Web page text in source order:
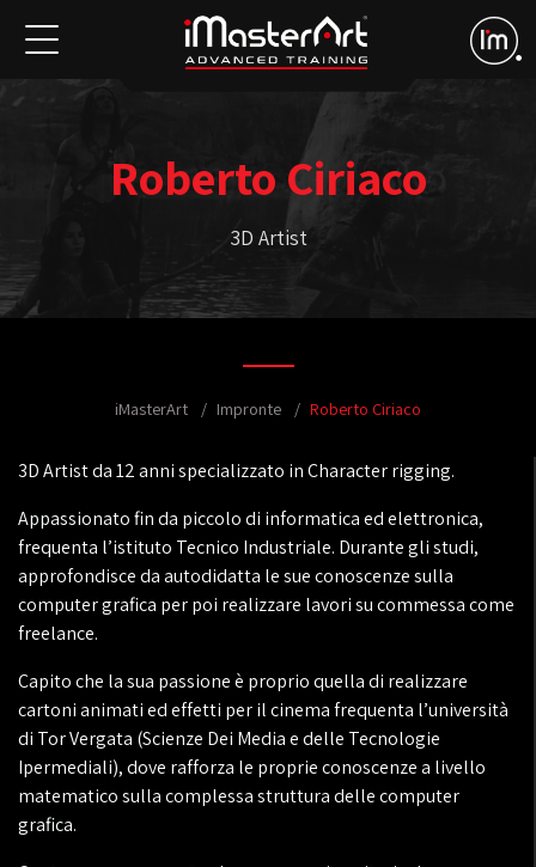
Roberto Ciriaco
3D Artist
iMasterArt Impronte Roberto Ciriaco
3D Artist da 12 anni specializzato in Character rigging.
Appassionato fin da piccolo di informatica ed elettronica,
frequenta l’istituto Tecnico Industriale. Durante gli studi,
approfondisce da autodidatta le sue conoscenze sulla
computer grafica per poi realizzare lavori su commessa come
freelance.
Capito che la sua passione è proprio quella di realizzare
cartoni animati ed effetti per il cinema frequenta l’università
di Tor Vergata (Scienze Dei Media e delle Tecnologie
Ipermediali), dove rafforza le proprie conoscenze a livello
matematico sulla complessa struttura delle computer
grafica.